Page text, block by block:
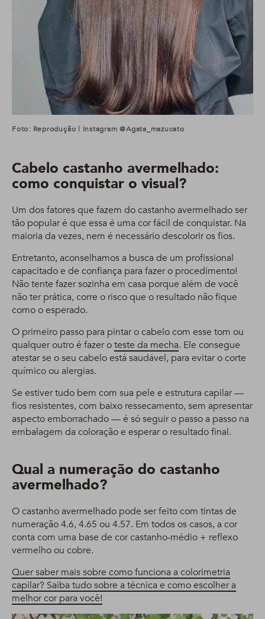
Foto: Reprodução | Instagram @agata_mazucato
Cabelo castanho avermelhado:
como conquistar o visual?
Um dos fatores que fazem do castanho avermelhado ser
tão popular é que essa é uma cor fácil de conquistar. Na
maioria da vezes, nem é necessário descolorir os fios.
Entretanto, aconselhamos a busca de um profissional
capacitado e de confiança para fazer o procedimento!
Não tente fazer sozinha em casa porque além de você
não ter prática, corre o risco que o resultado não fique
como o esperado.
O primeiro passo para pintar o cabelo com esse tom ou
qualquer outro é fazer oteste da mecha. Ele consegue
atestar se o seu cabelo está saudável, para evitar o corte
químico ou alergias.
Se estiver tudo bem com sua pele e estrutura capilar —
fios resistentes, com baixo ressecamento, sem apresentar
aspecto emborrachado — é só seguir o passo a passo na
embalagem da coloração e esperar o resultado final.
Qual a numeração do castanho
avermelhado?
O castanho avermelhado pode ser feito com tintas de
numeração 4.6, 4.65 ou 4.57. Em todos os casos, a cor
conta com uma base de cor castanho-médio + reflexo
vermelho ou cobre.
Quer saber mais sobre como funciona a colorimetria
capilar? Saiba tudo sobre a técnica e como escolher a
melhor cor para você!